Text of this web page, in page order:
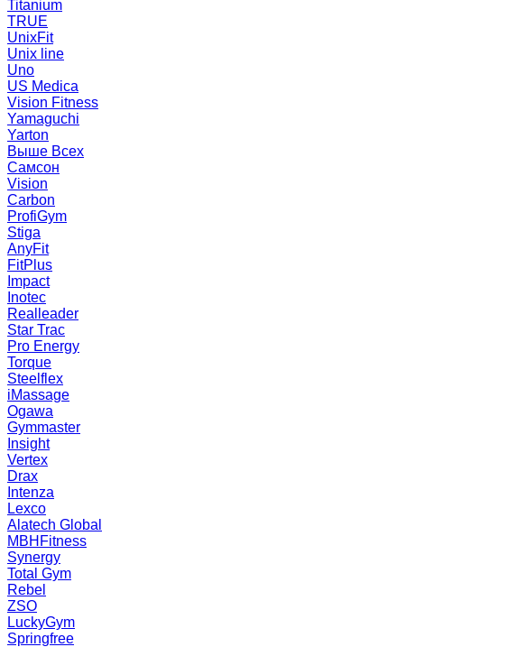
Titanium
TRUE
UnixFit
Unix line
Uno
US Medica
Vision Fitness
Yamaguchi
Yarton
Выше Всех
Самсон
Vision
Carbon
ProfiGym
Stiga
AnyFit
FitPlus
Impact
Inotec
Realleader
Star Trac
Pro Energy
Torque
Steelflex
iMassage
Ogawa
Gymmaster
Insight
Vertex
Drax
Intenza
Lexco
Alatech Global
MBHFitness
Synergy
Total Gym
Rebel
ZSO
LuckyGym
Springfree